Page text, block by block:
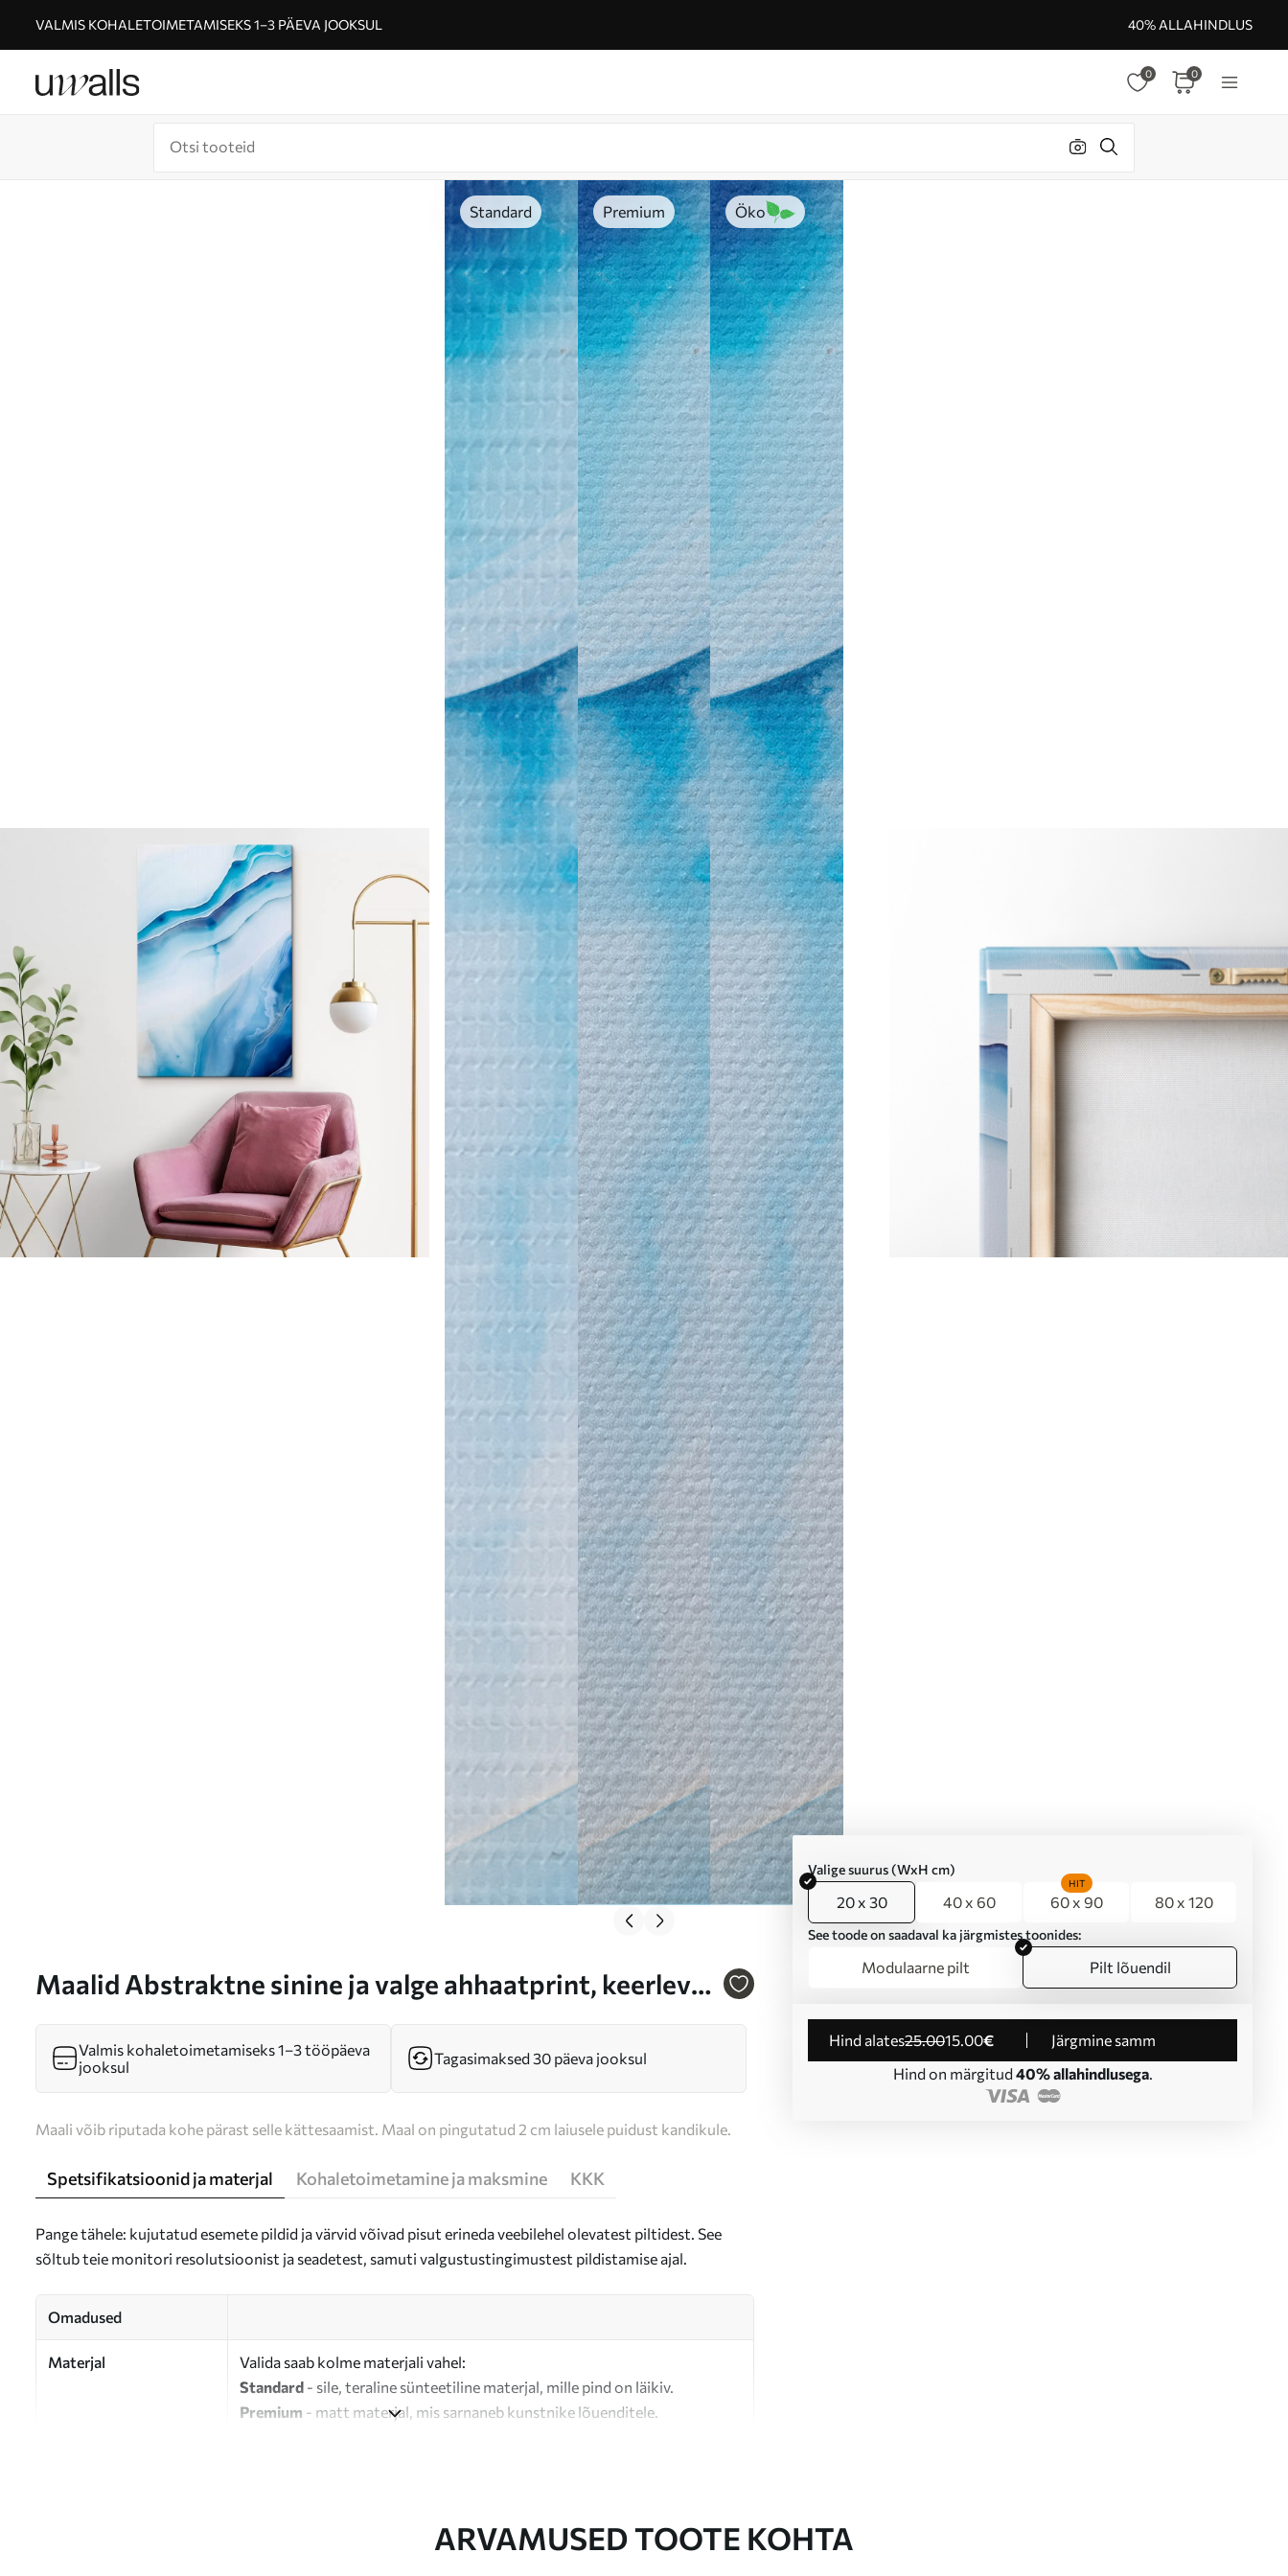
VALMIS KOHALETOIMETAMISEKS 1–3 PÄEVA JOOKSUL 40% ALLAHINDLUS
0 0
Standard Premium Öko
Maalid Abstraktne sinine ja valge ahhaatprint, keerlevad
minimalistlik Nr s46291
Valige suurus (WxH cm)
20 x 30 40 x 60 60 x 90
HIT
80 x 120
See toode on saadaval ka järgmistes toonides:
Modulaarne pilt Pilt lõuendil
Hind alates25.0015.00€
Järgmine samm
Hind on märgitud 40% allahindlusega.
Valmis kohaletoimetamiseks 1–3 tööpäeva
jooksul
Tagasimaksed 30 päeva jooksul
Maali võib riputada kohe pärast selle kättesaamist. Maal on pingutatud 2 cm laiusele puidust kandikule.
Spetsifikatsioonid ja materjal Kohaletoimetamine ja maksmine KKK
Pange tähele: kujutatud esemete pildid ja värvid võivad pisut erineda veebilehel olevatest piltidest. See
sõltub teie monitori resolutsioonist ja seadetest, samuti valgustustingimustest pildistamise ajal.
Omadused
Materjal
Valida saab kolme materjali vahel:
Standard - sile, teraline sünteetiline materjal, mille pind on läikiv.
Premium - matt materjal, mis sarnaneb kunstnike lõuenditele.
ARVAMUSED TOOTE KOHTA